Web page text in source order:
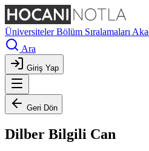
ÜniversitelerBölüm Sıralamaları
Ara
Giriş Yap
Geri Dön
Dilber Bilgili Can